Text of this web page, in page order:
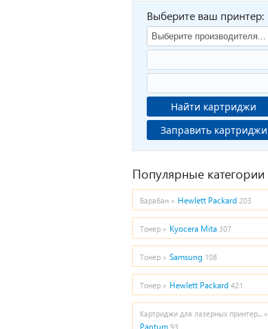
Выберите ваш принтер:
Найти картриджи
Заправить картриджи
Популярные категории
Барабан » Hewlett Packard 203
Тонер » Kyocera Mita 307
Тонер » Samsung 108
Тонер » Hewlett Packard 421
Картриджи для лазерных принтер... »
Pantum 93